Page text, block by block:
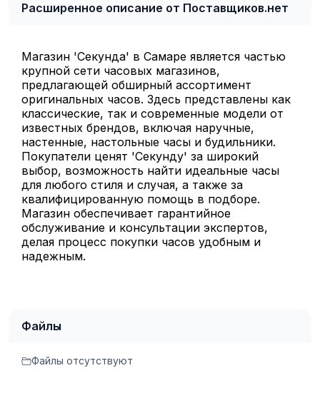
Расширенное описание от Поставщиков.нет
Магазин 'Секунда' в Самаре является частью
крупной сети часовых магазинов,
предлагающей обширный ассортимент
оригинальных часов. Здесь представлены как
классические, так и современные модели от
известных брендов, включая наручные,
настенные, настольные часы и будильники.
Покупатели ценят 'Секунду' за широкий
выбор, возможность найти идеальные часы
для любого стиля и случая, а также за
квалифицированную помощь в подборе.
Магазин обеспечивает гарантийное
обслуживание и консультации экспертов,
делая процесс покупки часов удобным и
надежным.
Файлы
Файлы отсутствуют